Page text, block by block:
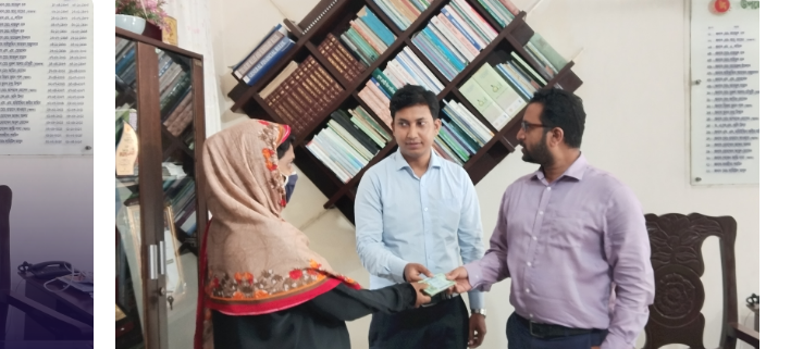
১০৬
দুদক
১০২
দুর্যোগের আগাম বার্তা
১৬১২২
স্মার্ট ভূমি সেবা